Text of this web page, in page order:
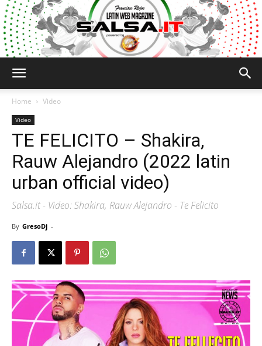
Home Video
Video
TE FELICITO – Shakira,
Rauw Alejandro (2022 latin
urban official video)
Salsa.it - Video: Shakira, Rauw Alejandro - Te Felicito
By GresoDj -